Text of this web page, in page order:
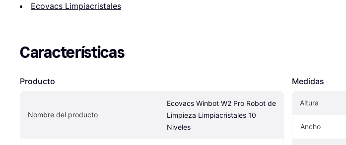
Ecovacs Limpiacristales
Características
Producto
Nombre del producto
Ecovacs Winbot W2 Pro Robot de
Limpieza Limpiacristales 10
Niveles
Medidas
Altura
Ancho